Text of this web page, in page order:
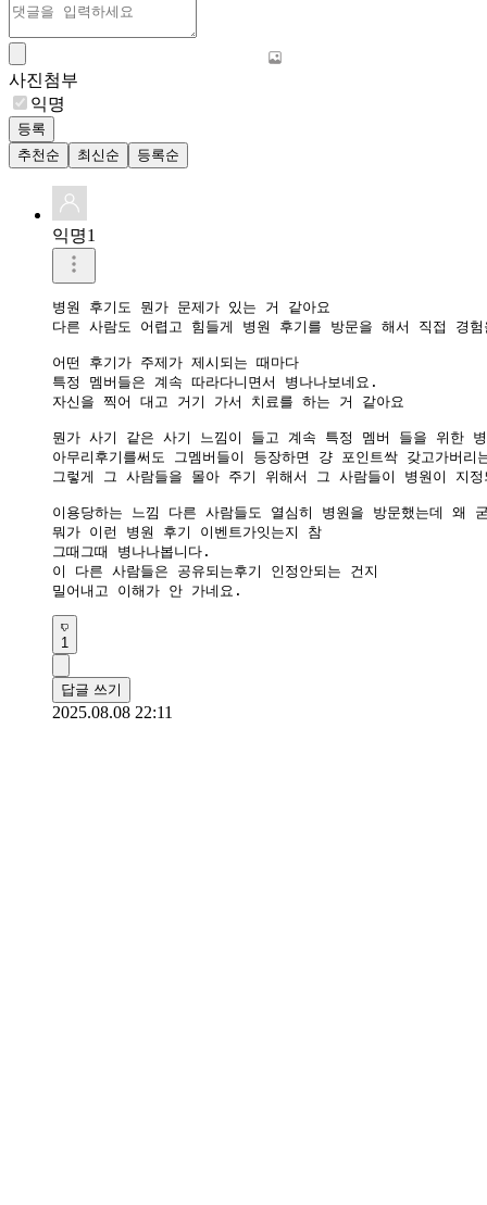
사진첨부
익명
등록
추천순
최신순 등록순
익명1
병원 후기도 뭔가 문제가 있는 거 같아요
다른 사람도 어렵고 힘들게 병원 후기를 방문을 해서 직접 경
어떤 후기가 주제가 제시되는 때마다
특정 멤버들은 계속 따라다니면서 병나나보네요.
자신을 찍어 대고 거기 가서 치료를 하는 거 같아요
뭔가 사기 같은 사기 느낌이 들고 계속 특정 멤버 들을 위한
아무리후기를써도 그멤버들이 등장하면 걍 포인트싹 갖고가버리
그렇게 그 사람들을 몰아 주기 위해서 그 사람들이 병원이 지
이용당하는 느낌 다른 사람들도 열심히 병원을 방문했는데 왜
뭐가 이런 병원 후기 이벤트가잇는지 참
그때그때 병나나봅니다.
이 다른 사람들은 공유되는후기 인정안되는 건지
밀어내고 이해가 안 가네요.
1
답글 쓰기
2025.08.08 22:11